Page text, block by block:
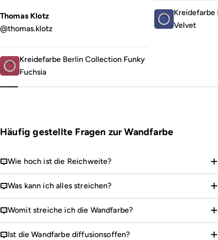
Thomas Klotz
@thomas.klotz
Kreidefarbe Berlin Collection Funky
Fuchsia
Kreidefarbe
Velvet
Häufig gestellte Fragen zur Wandfarbe
Wie hoch ist die Reichweite?
Was kann ich alles streichen?
Womit streiche ich die Wandfarbe?
Ist die Wandfarbe diffusionsoffen?